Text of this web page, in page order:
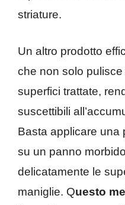
striature.
Un altro prodotto
che non solo
superfici trattate,
suscettibili
Basta applicare una
su un panno
delicatamente le
maniglie. Questo